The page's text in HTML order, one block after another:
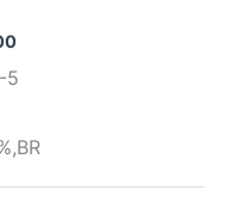
价
范
至
5